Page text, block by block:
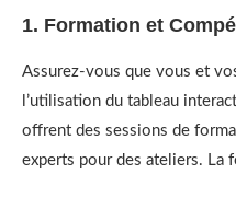
1. Formation et
Assurez-vous que vous et
l’utilisation du tableau
offrent des sessions de
experts pour des ateliers. La